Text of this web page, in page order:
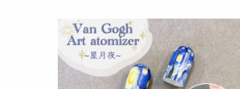
ち運び 旅行 プレゼント ギフト ハンドメイ
ド 手作り おしゃれ かわいい